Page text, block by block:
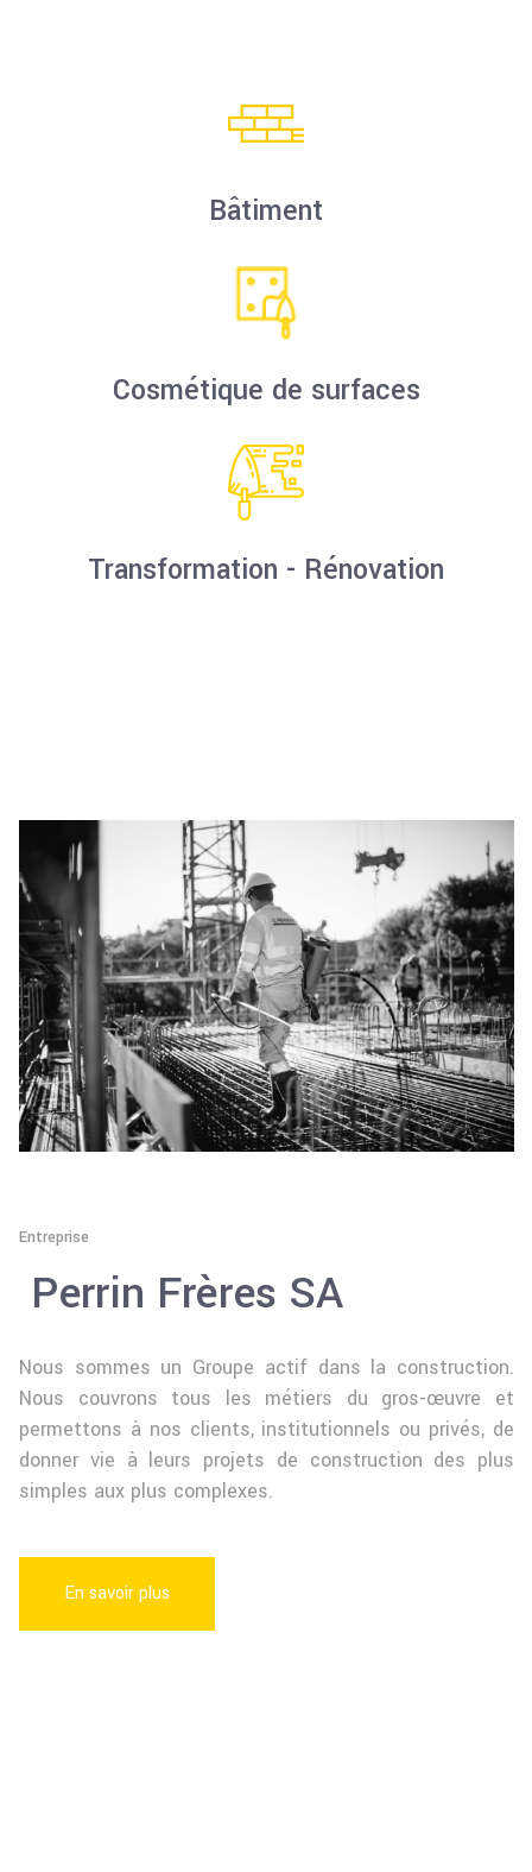
Bâtiment
Cosmétique de surfaces
Transformation - Rénovation
Entreprise
Perrin Frères SA
Nous sommes un Groupe actif dans la construction.
Nous couvrons tous les métiers du gros-œuvre et
permettons à nos clients, institutionnels ou privés, de
donner vie à leurs projets de construction des plus
simples aux plus complexes.
En savoir plus